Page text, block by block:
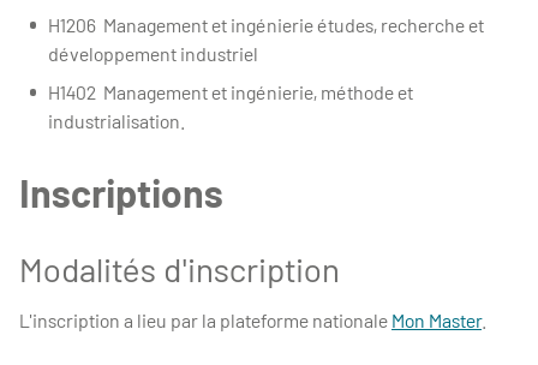
H1206 Management et ingénierie études, recherche et
développement industriel
H1402 Management et ingénierie, méthode et
industrialisation.
Inscriptions
Modalités d'inscription
L'inscription a lieu par la plateforme nationale Mon Master.